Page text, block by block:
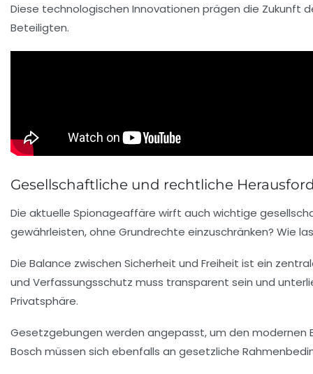
Diese technologischen Innovationen prägen die Zukunft
Beteiligten.
Gesellschaftliche und rechtliche
Die aktuelle Spionageaffäre wirft auch wichtige
gewährleisten, ohne Grundrechte einzuschränken? Wie
Die Balance zwischen Sicherheit und Freiheit ist ein
und Verfassungsschutz muss transparent sein und
Privatsphäre.
Gesetzgebungen werden angepasst, um den modernen
Bosch müssen sich ebenfalls an gesetzliche